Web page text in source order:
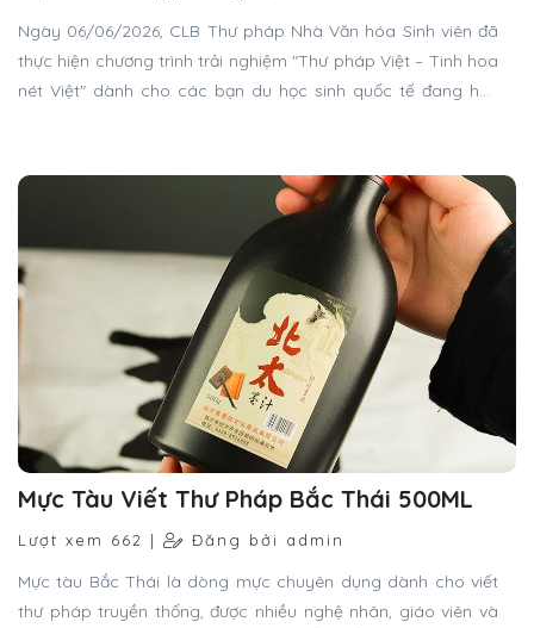
Ngày 06/06/2026, CLB Thư pháp Nhà Văn hóa Sinh viên đã
thực hiện chương trình trải nghiệm "Thư pháp Việt – Tinh hoa
nét Việt" dành cho các bạn du học sinh quốc tế đang học
Mực Tàu Viết Thư Pháp Bắc Thái 500ML
Lượt xem 662 | Đăng bởi admin
Mực tàu Bắc Thái là dòng mực chuyên dụng dành cho viết
thư pháp truyền thống, được nhiều nghệ nhân, giáo viên và